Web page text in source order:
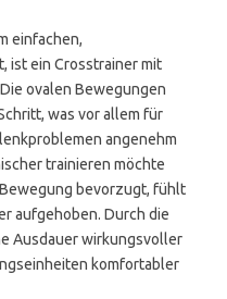
einfachen,
ist ein Crosstrainer mit
ovalen Bewegungen
was vor allem für
angenehm
trainieren möchte
bevorzugt, fühlt
aufgehoben. Durch die
Ausdauer wirkungsvoller
komfortabler